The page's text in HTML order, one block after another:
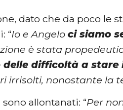
dato che da poco le
“Io e Angeloci siamo
è stata
delle difficoltà a stare
irrisolti, nonostante la
allontanati: “Per